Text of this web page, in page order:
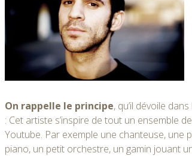
On rappelle le principe, qu’il dévoile
: Cet artiste s’inspire de tout un ensemble
Youtube. Par exemple une chanteuse, une
piano, un petit orchestre, un gamin jouant